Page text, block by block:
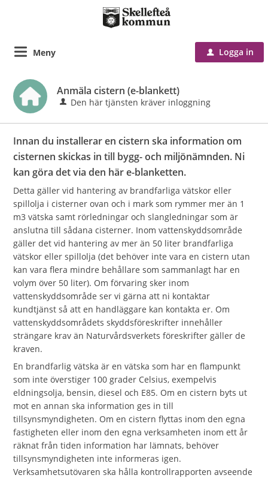
Meny u Logga in
Anmäla cistern (e-blankett)
Den här tjänsten kräver inloggning
Innan du installerar en cistern ska information om
cisternen skickas in till bygg- och miljönämnden. Ni
kan göra det via den här e-blanketten.
Detta gäller vid hantering av brandfarliga vätskor eller
spillolja i cisterner ovan och i mark som rymmer mer än 1
m3 vätska samt rörledningar och slangledningar som är
anslutna till sådana cisterner. Inom vattenskyddsområde
gäller det vid hantering av mer än 50 liter brandfarliga
vätskor eller spillolja (det behöver inte vara en cistern utan
kan vara flera mindre behållare som sammanlagt har en
volym över 50 liter). Om förvaring sker inom
vattenskyddsområde ser vi gärna att ni kontaktar
kundtjänst så att en handläggare kan kontakta er. Om
vattenskyddsområdets skyddsföreskrifter innehåller
strängare krav än Naturvårdsverkets föreskrifter gäller de
kraven.
En brandfarlig vätska är en vätska som har en flampunkt
som inte överstiger 100 grader Celsius, exempelvis
eldningsolja, bensin, diesel och E85. Om en cistern byts ut
mot en annan ska information ges in till
tillsynsmyndigheten. Om en cistern flyttas inom den egna
fastigheten eller inom den egna verksamheten inom ett år
räknat från tiden information har lämnats, behöver
tillsynsmyndigheten inte informeras igen.
Verksamhetsutövaren ska hålla kontrollrapporten avseende